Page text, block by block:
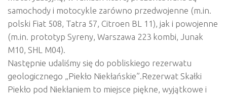
samochody i motocykle zarówno przedwojenne (m.in.
polski Fiat 508, Tatra 57, Citroen BL 11), jak i powojenne
(m.in. prototyp Syreny, Warszawa 223 kombi, Junak
M10, SHL M04).
Następnie udaliśmy się do pobliskiego rezerwatu
geologicznego „Piekło Niekłańskie”.Rezerwat Skałki
Piekło pod Niekłaniem to miejsce piękne, wyjątkowe i